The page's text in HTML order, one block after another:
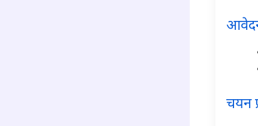
चयन